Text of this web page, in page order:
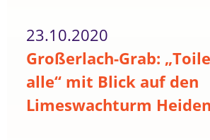
23.10.2020
Großerlach-Grab:
alle“ mit Blick auf den
Limeswachturm